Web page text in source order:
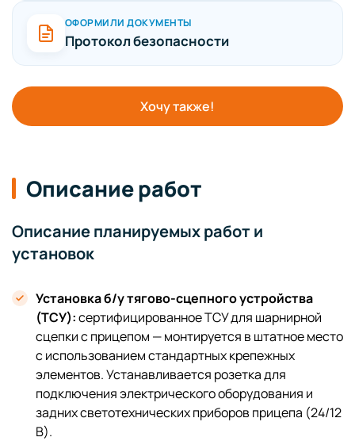
ОФОРМИЛИ ДОКУМЕНТЫ
Протокол безопасности
Хочу также!
Описание работ
Описание планируемых работ и
установок
Установка б/у тягово-сцепного устройства
(ТСУ):сертифицированное ТСУ для шарнирной
сцепки с прицепом — монтируется в штатное место
с использованием стандартных крепежных
элементов. Устанавливается розетка для
подключения электрического оборудования и
задних светотехнических приборов прицепа (24/12
В).